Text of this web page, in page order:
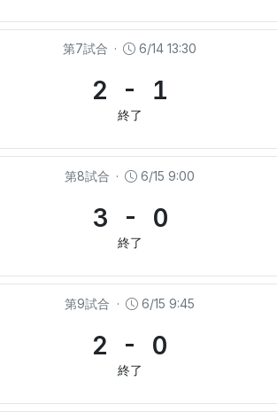
第7試合 · 6/14 13:30
2 - 1
終了
第8試合 · 6/15 9:00
3 - 0
終了
第9試合 · 6/15 9:45
2 - 0
終了